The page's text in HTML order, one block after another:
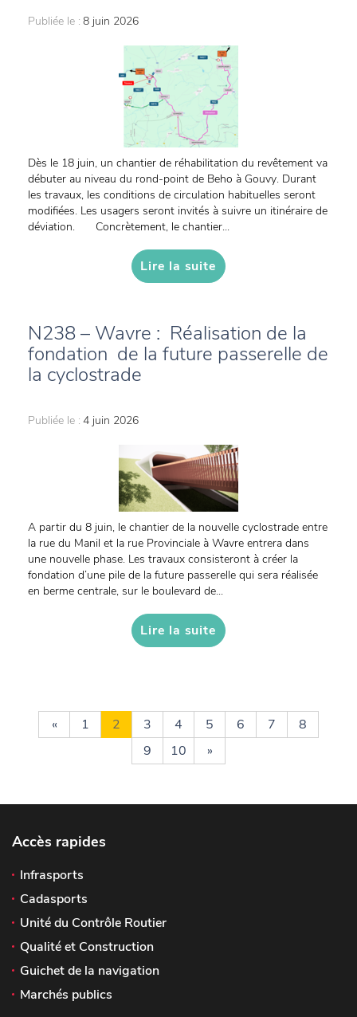
Publiée le : 8 juin 2026
Dès le 18 juin, un chantier de réhabilitation du revêtement va
débuter au niveau du rond-point de Beho à Gouvy. Durant
les travaux, les conditions de circulation habituelles seront
modifiées. Les usagers seront invités à suivre un itinéraire de
déviation. Concrètement, le chantier...
Lire la suite
N238 – Wavre : Réalisation de la
fondation de la future passerelle de
la cyclostrade
Publiée le : 4 juin 2026
A partir du 8 juin, le chantier de la nouvelle cyclostrade entre
la rue du Manil et la rue Provinciale à Wavre entrera dans
une nouvelle phase. Les travaux consisteront à créer la
fondation d’une pile de la future passerelle qui sera réalisée
en berme centrale, sur le boulevard de...
Lire la suite
« 1 2 3 4 5 6 7
8
9
10 »
Accès rapides
Infrasports
Cadasports
Unité du Contrôle Routier
Qualité et Construction
Guichet de la navigation
Marchés publics